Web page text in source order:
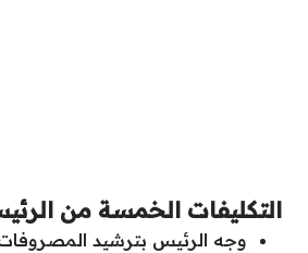
التكليفات الخمسة من
وجه الرئيس بترشيد المصروفات